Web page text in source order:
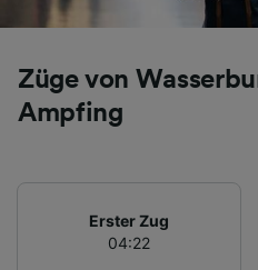
Züge von
Ampfing
Erster Zug
04:22